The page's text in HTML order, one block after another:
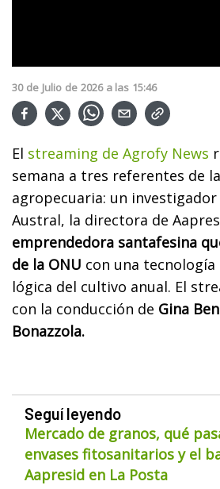
30 de Julio de 2026 a las 15:46
El streaming de Agrofy News
semana a tres referentes de
agropecuaria: un
Austral, la directora de
emprendedora santafesina
de la ONU con una tecnología
lógica del cultivo anual. El
con la conducción de Gina
Bonazzola.
Seguí leyendo
Mercado de granos, qué
envases fitosanitarios y el
Aapresid en La Posta